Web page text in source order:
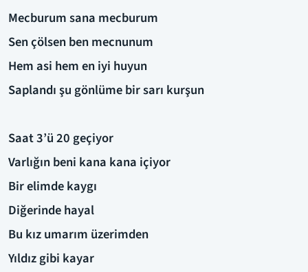
Mecburum sana mecburum
Sen çölsen ben mecnunum
Hem asi hem en iyi huyun
Saplandı şu gönlüme bir sarı kurşun
Saat 3’ü 20 geçiyor
Varlığın beni kana kana içiyor
Bir elimde kaygı
Diğerinde hayal
Bu kız umarım üzerimden
Yıldız gibi kayar